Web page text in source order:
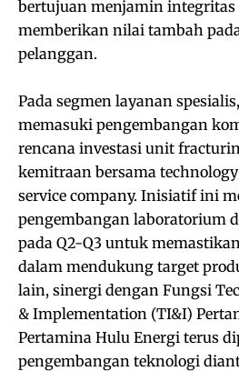
bertujuan menjamin integritas
memberikan nilai tambah
pelanggan.
Pada segmen layanan
memasuki pengembangan
rencana investasi unit
kemitraan bersama
service company. Inisiatif ini
pengembangan laboratorium
pada Q2-Q3 untuk
dalam mendukung target
lain, sinergi dengan Fungsi
& Implementation (TI&I)
Pertamina Hulu Energi terus
pengembangan teknologi